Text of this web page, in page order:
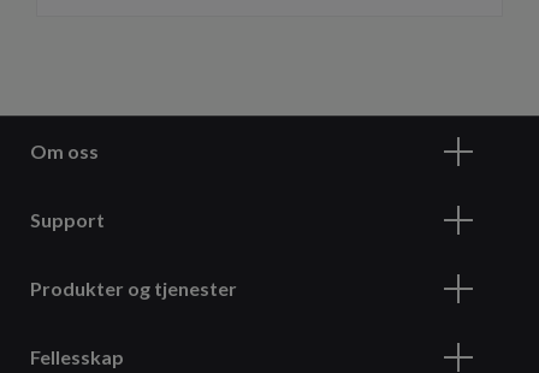
Om oss
Support
Produkter og tjenester
Fellesskap